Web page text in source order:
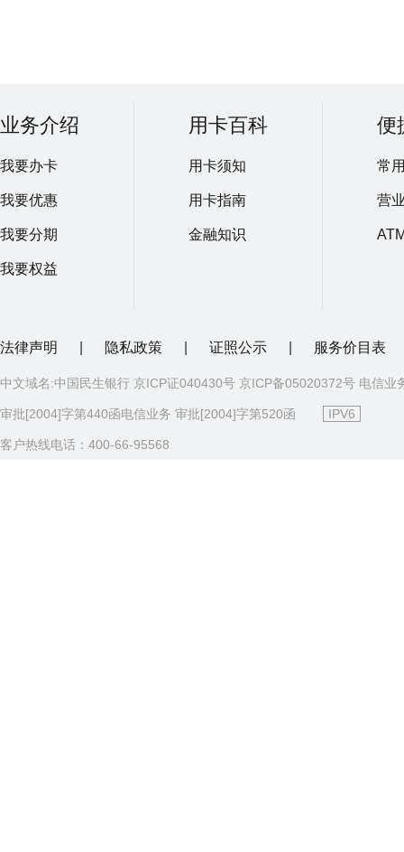
业务介绍
我要办卡
我要优惠
我要分期
我要权益
用卡百科
用卡须知
用卡指南
金融知识
便
常
营
法律声明 隐私政策 证照公示 服务价目表
中文域名:中国民生银行 京ICP证040430号 京ICP备05020372号 电信业
审批[2004]字第440函电信业务 审批[2004]字第520函 IPV6
客户热线电话：400-66-95568